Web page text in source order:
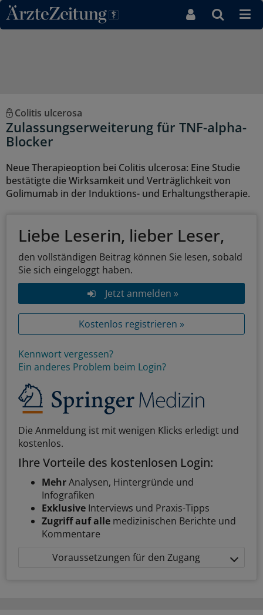
Direkt zum Inhaltsbereich
Colitis ulcerosa
Zulassungserweiterung für TNF-alpha-
Blocker
Neue Therapieoption bei Colitis ulcerosa: Eine Studie
bestätigte die Wirksamkeit und Verträglichkeit von
Golimumab in der Induktions- und Erhaltungstherapie.
Liebe Leserin, lieber Leser,
den vollständigen Beitrag können Sie lesen, sobald
Sie sich eingeloggt haben.
Jetzt anmelden »
Kostenlos registrieren »
Kennwort vergessen?
Ein anderes Problem beim Login?
Die Anmeldung ist mit wenigen Klicks erledigt und
kostenlos.
Ihre Vorteile des kostenlosen Login:
MehrAnalysen, Hintergründe und
Infografiken
Exklusive Interviews und Praxis-Tipps
Zugriff auf alle medizinischen Berichte und
Kommentare
Voraussetzungen für den Zugang